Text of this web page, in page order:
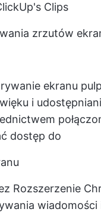
Clips
zrzutów
ekranu
i
dostęp do
Rozszerzenie
wiadomości